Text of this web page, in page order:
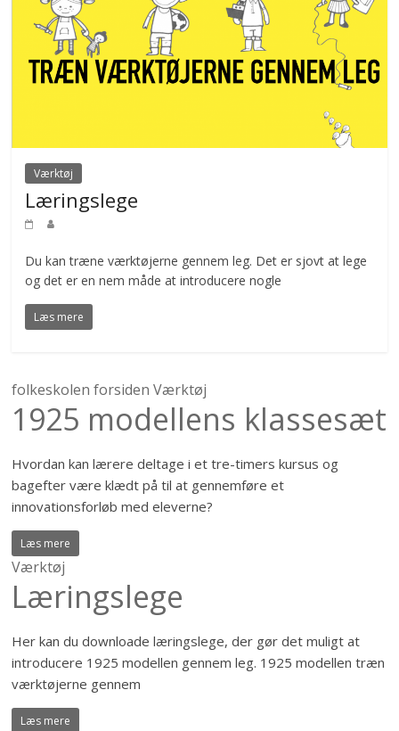
Værktøj
Læringslege
Du kan træne værktøjerne gennem leg. Det er sjovt at lege
og det er en nem måde at introducere nogle
Læs mere
folkeskolen forsiden Værktøj
1925 modellens klassesæt
Hvordan kan lærere deltage i et tre-timers kursus og
bagefter være klædt på til at gennemføre et
innovationsforløb med eleverne?
Læs mere
Værktøj
Læringslege
Her kan du downloade læringslege, der gør det muligt at
introducere 1925 modellen gennem leg. 1925 modellen træn
værktøjerne gennem
Læs mere